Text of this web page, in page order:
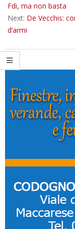
Fdi, ma non basta
Next: De Vecchis:
d’armi